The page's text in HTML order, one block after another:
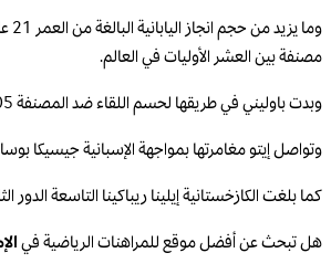
مصنفة بين العشر الأوليات في العالم.
وبدت باوليني في طريقها لحسم اللقاء ضد المصنفة 105 عالمياً بحصولها على فرصة للفوز بها في الشوط العاشر من المجموعة الثانية، لكن وصيفة رولان غاروس وويمبلدون لعام 2024 اضاعتها فدفعت الثمن.
وتواصل إيتو مغامرتها بمواجهة الإسبانية جيسيكا بوساس
كما بلغت الكازخستانية إيلينا ريباكينا التاسعة الدور الثالث بفوزها على الأميركية هايلي بابتسيت 6-4 و6-3،
هل تبحث عن أفضل موقع للمراهنات الرياضية في